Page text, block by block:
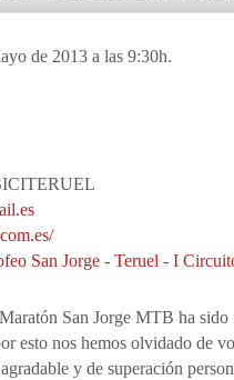
de 2013 a las 9:30h.
San Jorge - Teruel - I
San Jorge MTB ha
esto nos hemos olvidado de
y de superación